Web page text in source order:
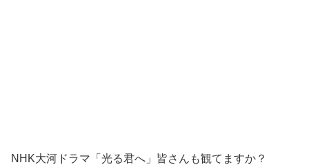
NHK大河ドラマ「光る君へ」皆さんも観てますか？